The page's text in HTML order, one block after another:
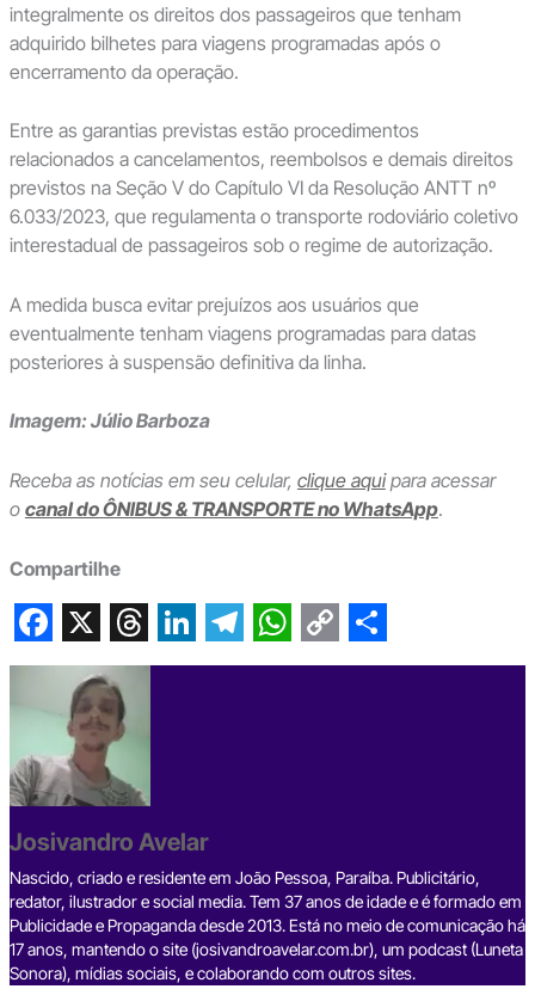
integralmente os direitos dos passageiros que tenham
adquirido bilhetes para viagens programadas após o
encerramento da operação.
Entre as garantias previstas estão procedimentos
relacionados a cancelamentos, reembolsos e demais direitos
previstos na Seção V do Capítulo VI da Resolução ANTT nº
6.033/2023, que regulamenta o transporte rodoviário coletivo
interestadual de passageiros sob o regime de autorização.
A medida busca evitar prejuízos aos usuários que
eventualmente tenham viagens programadas para datas
posteriores à suspensão definitiva da linha.
Imagem: Júlio Barboza
Receba as notícias em seu celular, clique aquipara acessar
o canal do ÔNIBUS & TRANSPORTE no WhatsApp.
Compartilhe
F
a
e
b
o
o
k
X T
h
r
e
a
d
s
L
d
I
n
T
r
a
m
W
p
p
C
n
k
S
Josivandro Avelar
Nascido, criado e residente em João Pessoa, Paraíba. Publicitário,
redator, ilustrador e social media. Tem 37 anos de idade e é formado em
Publicidade e Propaganda desde 2013. Está no meio de comunicação há
17 anos, mantendo o site (josivandroavelar.com.br), um podcast (Luneta
Sonora), mídias sociais, e colaborando com outros sites.